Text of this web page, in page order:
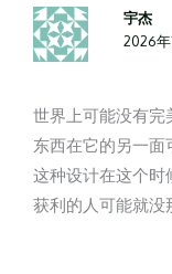
宇杰
2026年
世界上可能没有完
东西在它的另一面
这种设计在这个时
获利的人可能就没